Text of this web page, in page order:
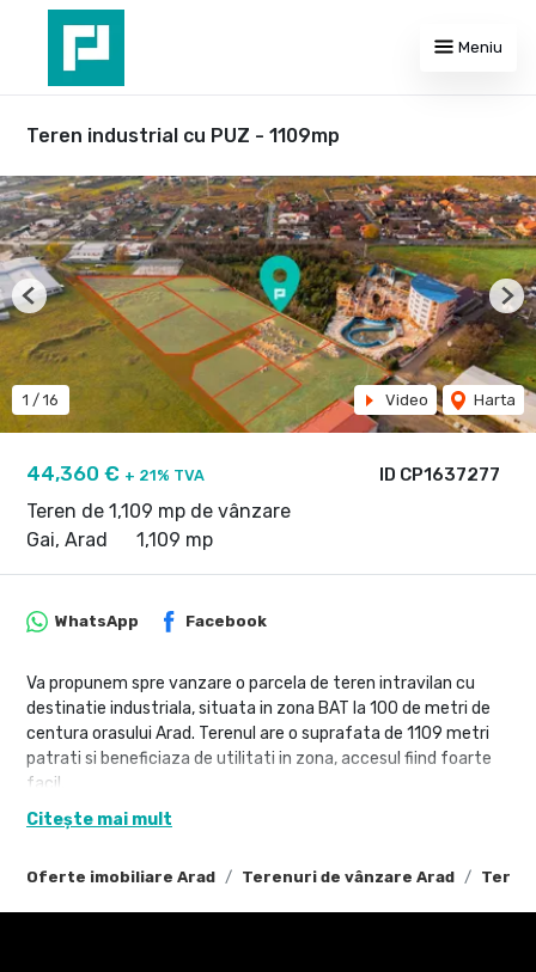
Meniu
Teren industrial cu PUZ - 1109mp
ID CP1637277
44,360 € + 21% TVA
Teren de 1,109 mp de vânzare
Gai, Arad
1,109 mp
1 / 16 Video Harta
Previous
Oferte imobiliare Arad Terenuri de vânzare Arad
WhatsApp Facebook
Va propunem spre vanzare o parcela de teren intravilan cu
destinatie industriala, situata in zona BAT la 100 de metri de
centura orasului Arad. Terenul are o suprafata de 1109 metri
patrati si beneficiaza de utilitati in zona, accesul fiind foarte
facil.
PUZ-ul pentru aceasta parcela a fost aprobat, ceea ce face
sa investeasca intr-un proiect de viitor. Terenul poate fi
Citește mai mult